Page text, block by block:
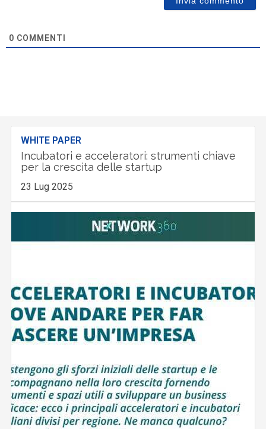
0 COMMENTI
WHITE PAPER
Incubatori e acceleratori: strumenti chiave
per la crescita delle startup
23 Lug 2025